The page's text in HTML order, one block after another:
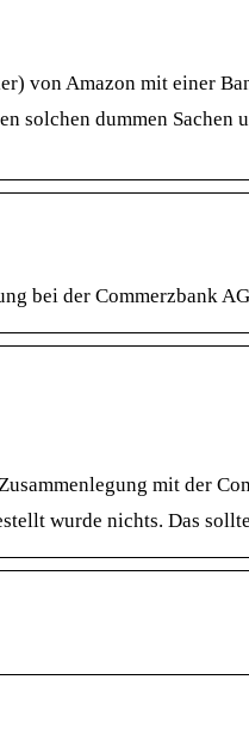
von Amazon mit einer
solchen dummen Sachen
bei der Commerzbank
mit der
wurde nichts. Das